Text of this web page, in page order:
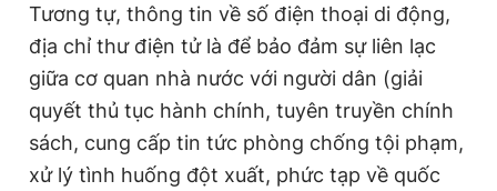
Tương tự, thông tin về số điện thoại di động,
địa chỉ thư điện tử là để bảo đảm sự liên lạc
giữa cơ quan nhà nước với người dân (giải
quyết thủ tục hành chính, tuyên truyền chính
sách, cung cấp tin tức phòng chống tội phạm,
xử lý tình huống đột xuất, phức tạp về quốc